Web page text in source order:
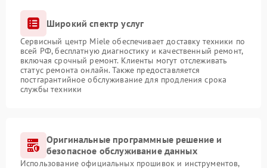
Широкий спектр услуг
Сервисный центр Miele обеспечивает доставку техники по
всей РФ, бесплатную диагностику и качественный ремонт,
включая срочный ремонт. Клиенты могут отслеживать
статус ремонта онлайн. Также предоставляется
постгарантийное обслуживание для продления срока
службы техники
Оригинальные программные решение и
безопасное обслуживание данных
Использование официальных прошивок и инструментов,